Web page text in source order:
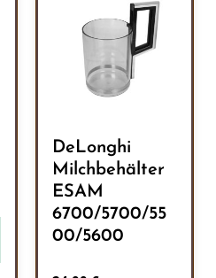
DeLonghi
Milchbehälter
ESAM
6700/5700/55
00/5600